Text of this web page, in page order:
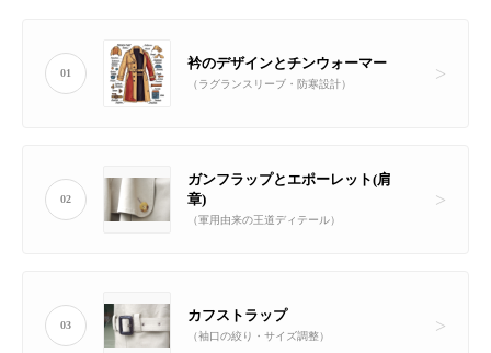
01
衿のデザインとチンウォーマー
（ラグランスリーブ・防寒設計）
02
ガンフラップとエポーレット(肩
章)
（軍用由来の王道ディテール）
03
カフストラップ
（袖口の絞り・サイズ調整）